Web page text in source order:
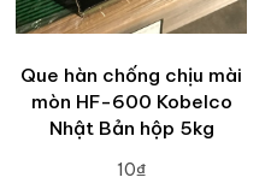
Que hàn chống chịu mài
mòn HF-600 Kobelco
Nhật Bản hộp 5kg
10₫